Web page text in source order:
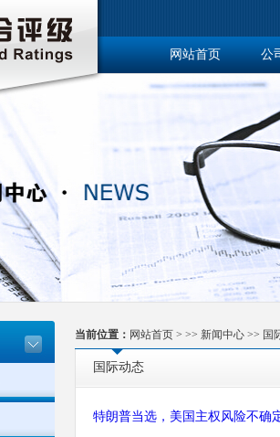
网站首页 公
博士后工作站
当前位置： 网站首页 > >> 新闻中心 >> 国
国际动态
特朗普当选，美国主权风险不确